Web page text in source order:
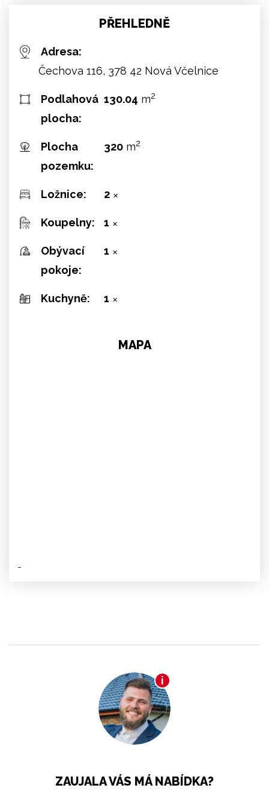
PŘEHLEDNĚ
Adresa:
Čechova 116, 378 42 Nová Včelnice
Podlahová
plocha:
130.04 m2
Plocha
pozemku:
320m2
Ložnice: 2 ✕
Koupelny: 1 ✕
Obývací
pokoje:
1 ✕
Kuchyně: 1 ✕
MAPA
ZAUJALA VÁS MÁ NABÍDKA?